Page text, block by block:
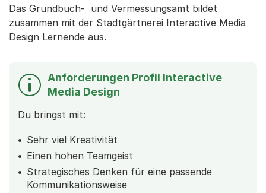
Das Grundbuch- und Vermessungsamt bildet
zusammen mit der Stadtgärtnerei Interactive Media
Design Lernende aus.
Anforderungen Profil Interactive
Media Design
Du bringst mit:
Sehr viel Kreativität
Einen hohen Teamgeist
Strategisches Denken für eine passende
Kommunikationsweise